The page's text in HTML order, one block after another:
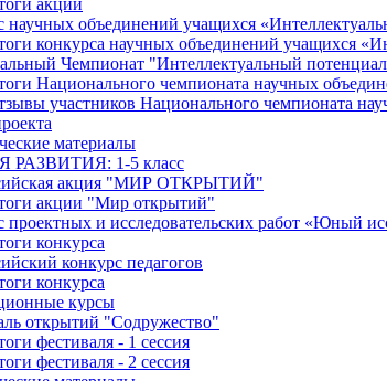
акции
научных объединений учащихся
конкурса научных объединений учащихся
Чемпионат "Интеллектуальный
Национального чемпионата научных
участников Национального чемпионата
материалы
РАЗВИТИЯ: 1-5 класс
акция "МИР ОТКРЫТИЙ"
акции "Мир открытий"
проектных и исследовательских работ «Юный
конкурса
конкурс педагогов
конкурса
курсы
открытий "Содружество"
фестиваля - 1 сессия
фестиваля - 2 сессия